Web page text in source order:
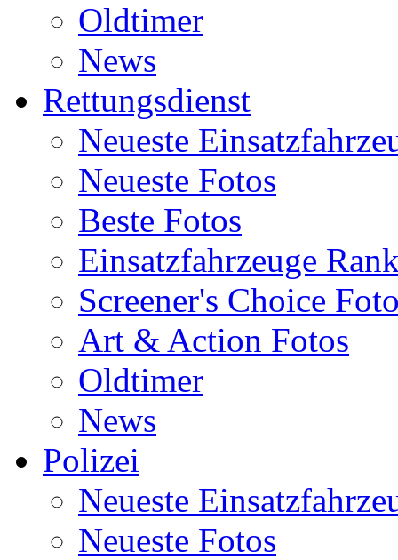
Oldtimer
News
Rettungsdienst
Neueste
Neueste Fotos
Beste Fotos
Einsatzfahrzeuge
Screener's Choice
Art & Action Fotos
Oldtimer
News
Polizei
Neueste
Neueste Fotos